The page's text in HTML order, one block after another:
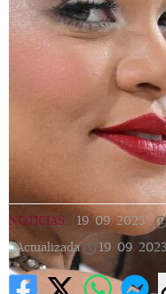
NOTICIAS 19/09/2023 |
Actualizada
19/09/2023